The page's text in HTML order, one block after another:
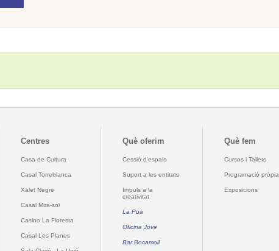
Centres
Casa de Cultura
Casal Torreblanca
Xalet Negre
Casal Mira-sol
Casino La Floresta
Casal Les Planes
Què oferim
Cessió d'espais
Suport a les entitats
Impuls a la
creativitat
La Pua
Oficina Jove
Bar Bocamoll
Què fem
Cursos i Tallers
Programació pròpia
Exposicions